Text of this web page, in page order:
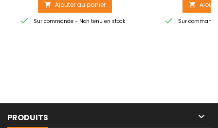
 Ajouter au panier
 Sur commande - Non tenu en stock

 Sur
PRODUITS 